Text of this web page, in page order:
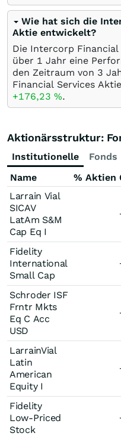
Wie hat sich die
Aktie entwickelt?
Die Intercorp
über 1 Jahr eine
den Zeitraum von 3
Financial Services
+176,23 %.
Aktionärsstruktur:
Institutionelle
Fonds
Name
% Aktien
Larrain Vial
SICAV
LatAm S&M
Cap Eq I
Fidelity
International
Small Cap
Schroder ISF
Frntr Mkts
Eq C Acc
USD
LarrainVial
Latin
American
Equity I
Fidelity
Low-Priced
Stock